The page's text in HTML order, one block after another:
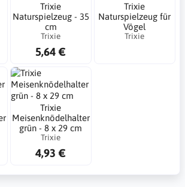
Trixie
Naturspielzeug - 35
cm
Trixie
5,64 €
Trixie
Naturspielzeug für
Vögel
Trixie
Trixie
Meisenknödelhalter
grün - 8 x 29 cm
Trixie
4,93 €